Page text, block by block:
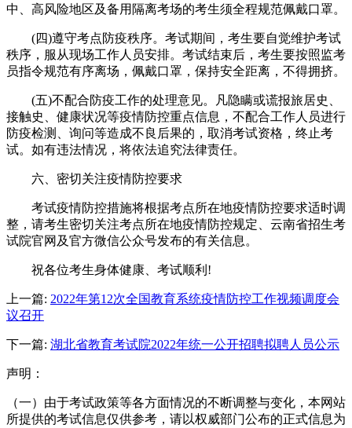
中、高风险地区及备用隔离考场的考生须全程规范佩戴口罩。
(四)遵守考点防疫秩序。考试期间，考生要自觉维护考试
秩序，服从现场工作人员安排。考试结束后，考生要按照监考
员指令规范有序离场，佩戴口罩，保持安全距离，不得拥挤。
(五)不配合防疫工作的处理意见。凡隐瞒或谎报旅居史、
接触史、健康状况等疫情防控重点信息，不配合工作人员进行
防疫检测、询问等造成不良后果的，取消考试资格，终止考
试。如有违法情况，将依法追究法律责任。
六、密切关注疫情防控要求
考试疫情防控措施将根据考点所在地疫情防控要求适时调
整，请考生密切关注考点所在地疫情防控规定、云南省招生考
试院官网及官方微信公众号发布的有关信息。
祝各位考生身体健康、考试顺利!
上一篇: 2022年第12次全国教育系统疫情防控工作视频调度会
议召开
下一篇: 湖北省教育考试院2022年统一公开招聘拟聘人员公示
声明：
（一）由于考试政策等各方面情况的不断调整与变化，本网站
所提供的考试信息仅供参考，请以权威部门公布的正式信息为